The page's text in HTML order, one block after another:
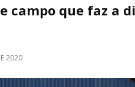
campo que faz a
2020